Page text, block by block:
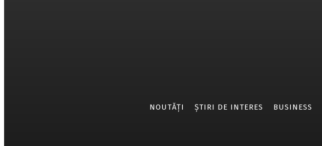
NOUTĂȚI ȘTIRI DE INTERES BUSINESS